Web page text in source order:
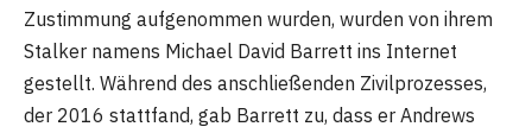
Zustimmung aufgenommen wurden, wurden von ihrem
Stalker namens Michael David Barrett ins Internet
gestellt. Während des anschließenden Zivilprozesses,
der 2016 stattfand, gab Barrett zu, dass er Andrews